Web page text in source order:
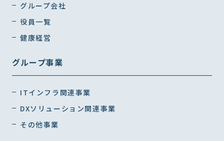
グループ会社
役員一覧
健康経営
グループ事業
ITインフラ関連事業
DXソリューション関連事業
その他事業